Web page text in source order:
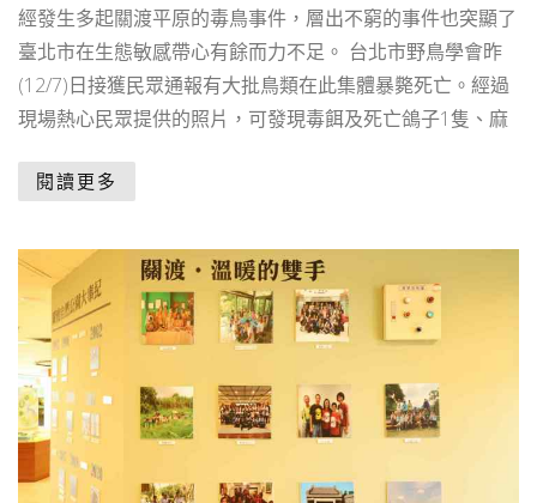
經發生多起關渡平原的毒鳥事件，層出不窮的事件也突顯了
臺北市在生態敏感帶心有餘而力不足。 台北市野鳥學會昨
(12/7)日接獲民眾通報有大批鳥類在此集體暴斃死亡。經過
現場熱心民眾提供的照片，可發現毒餌及死亡鴿子1隻、麻
閱讀更多